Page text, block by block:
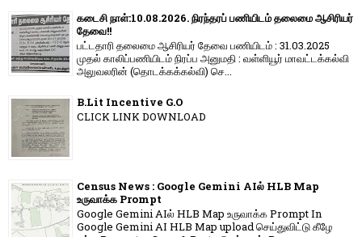
கடைசி நாள்:10.08.2026. நிரந்தரப் பணியிடம் தலைமை ஆசிரியர்
தேவை!!
பட்டதாரி தலைமை ஆசிரியர் தேவை பணியிடம் : 31.03.2025
முதல் காலிப்பணியிடம் நிரப்ப அனுமதி : வள்ளியூர் மாவட்டக்கல்வி
அலுவலரின் (தொடக்கக்கல்வி) செ...
B.Lit Incentive G.O
CLICK LINK DOWNLOAD
Census News : Google Gemini AIல் HLB Map
உருவாக்க Prompt
Google Gemini AIல் HLB Map உருவாக்க Prompt In
Google Gemini AI HLB Map upload செய்துவிட்டு கீழே